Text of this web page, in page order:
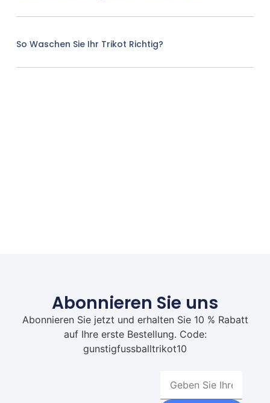
So Waschen Sie Ihr Trikot Richtig?
Abonnieren Sie uns
Abonnieren Sie jetzt und erhalten Sie 10 % Rabatt
auf Ihre erste Bestellung. Code:
gunstigfussballtrikot10